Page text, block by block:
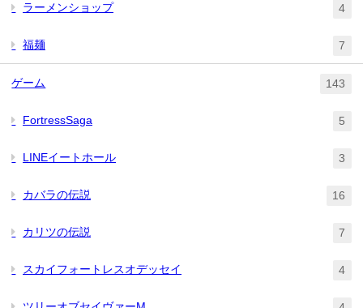
ラーメンショップ 4
福麺 7
ゲーム 143
FortressSaga 5
LINEイートホール 3
カバラの伝説 16
カリツの伝説 7
スカイフォートレスオデッセイ 4